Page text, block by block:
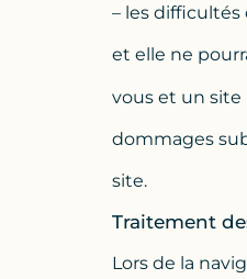
– les
et elle ne
vous et un site
dommages
site.
Traitement
Lors de la